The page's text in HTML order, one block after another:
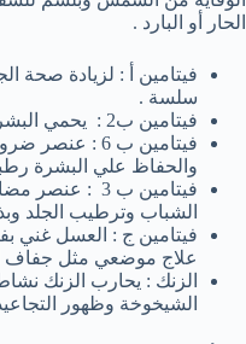
الحار أو البارد .
فيتامين أ : لزيادة صحة
سلسة .
فيتامين ب2 : يحمي البشرة من ضرر الجذور الحرة .
فيتامين ب 6 :
والحفاظ علي البشرة
فيتامين ب 3 :
الشباب وترطيب الجلد
فيتامين ج : العسل غني
علاج موضعي مثل جفاف
الزنك : يحارب الزنك
الشيخوخة وظهور